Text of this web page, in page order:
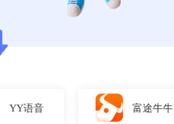
语音 富途牛牛